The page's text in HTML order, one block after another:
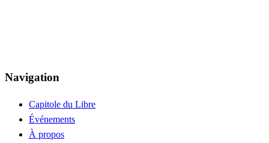
Navigation
Capitole du Libre
Événements
À propos